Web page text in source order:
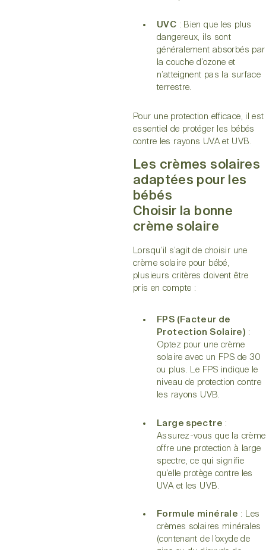
UVC : Bien que les plus
dangereux, ils sont
généralement absorbés par
la couche d’ozone et
n’atteignent pas la surface
terrestre.
Pour une protection efficace, il est
essentiel de protéger les bébés
contre les rayons UVA et UVB.
Les crèmes solaires
adaptées pour les
bébés
Choisir la bonne
crème solaire
Lorsqu’il s’agit de choisir une
crème solaire pour bébé,
plusieurs critères doivent être
pris en compte :
FPS (Facteur de
Protection Solaire) :
Optez pour une crème
solaire avec un FPS de 30
ou plus. Le FPS indique le
niveau de protection contre
les rayons UVB.
Large spectre :
Assurez-vous que la crème
offre une protection à large
spectre, ce qui signifie
qu’elle protège contre les
UVA et les UVB.
Formule minérale : Les
crèmes solaires minérales
(contenant de l’oxyde de